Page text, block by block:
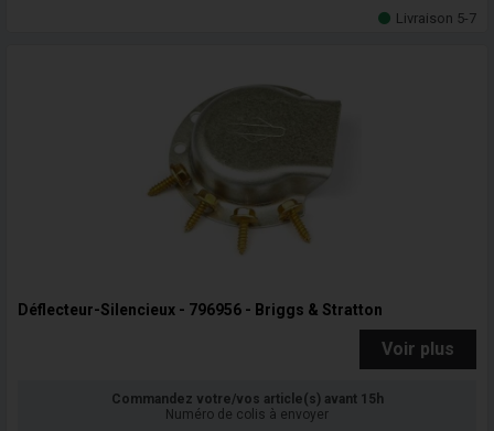
Livraison 5-7
Déflecteur-Silencieux - 796956 - Briggs & Stratton
Voir plus
Commandez votre/vos article(s) avant 15h
Numéro de colis à envoyer